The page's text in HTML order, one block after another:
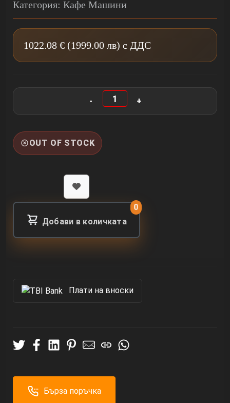
Категория: Кафе Машини
1022.08 € (1999.00 лв) с ДДС
OUT OF STOCK
Добави в количката
0
Πлати на вноски
Бърза поръчка